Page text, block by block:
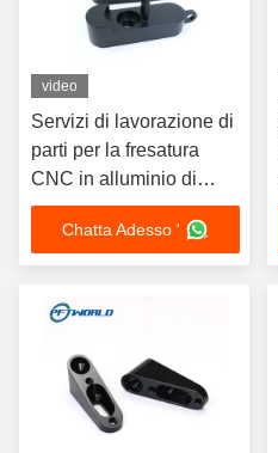
video
Servizi di lavorazione di
parti per la fresatura
CNC in alluminio di
precisione su misura
Chatta Adesso '